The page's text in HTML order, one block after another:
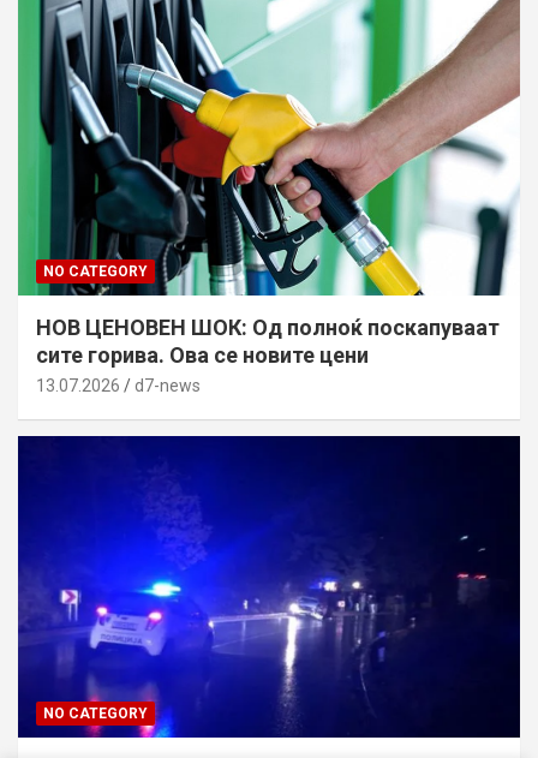
NO CATEGORY
НОВ ЦЕНОВЕН ШОК: Од полноќ поскапуваат
сите горива. Ова се новите цени
13.07.2026 d7-news
NO CATEGORY